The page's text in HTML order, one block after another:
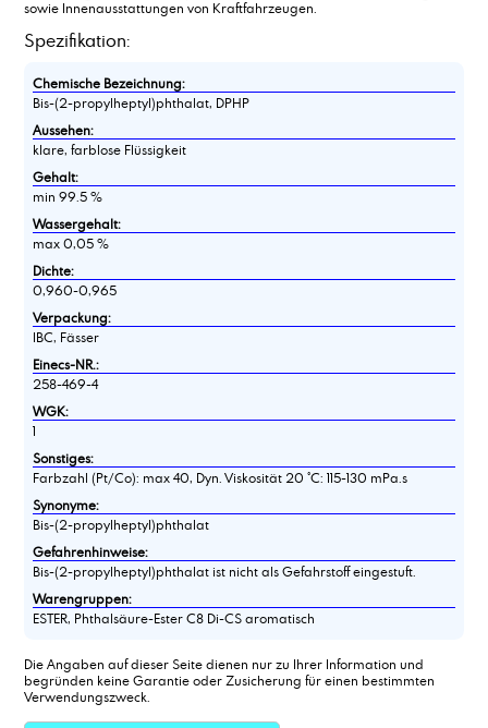
sowie Innenausstattungen von Kraftfahrzeugen.
Spezifikation:
Chemische Bezeichnung:
Bis-(2-propylheptyl)phthalat, DPHP
Aussehen:
klare, farblose Flüssigkeit
Gehalt:
min 99.5 %
Wassergehalt:
max 0,05 %
Dichte:
0,960-0,965
Verpackung:
IBC, Fässer
Einecs-NR.:
258-469-4
WGK:
1
Sonstiges:
Farbzahl (Pt/Co): max 40, Dyn. Viskosität 20 °C: 115-130 mPa.s
Synonyme:
Bis-(2-propylheptyl)phthalat
Gefahrenhinweise:
Bis-(2-propylheptyl)phthalat ist nicht als Gefahrstoff eingestuft.
Warengruppen:
ESTER, Phthalsäure-Ester C8 Di-CS aromatisch
Die Angaben auf dieser Seite dienen nur zu Ihrer Information und
begründen keine Garantie oder Zusicherung für einen bestimmten
Verwendungszweck.